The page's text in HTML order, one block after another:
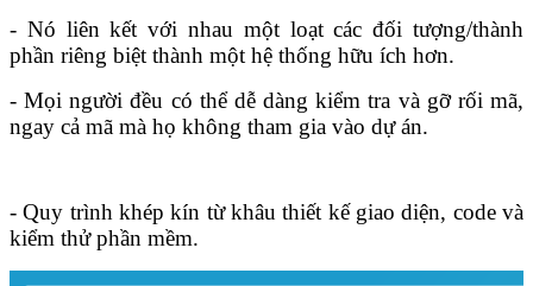
- Nó liên kết với nhau một loạt các đối tượng/thành
phần riêng biệt thành một hệ thống hữu ích hơn.
- Mọi người đều có thể dễ dàng kiểm tra và gỡ rối mã,
ngay cả mã mà họ không tham gia vào dự án.
- Quy trình khép kín từ khâu thiết kế giao diện, code và
kiểm thử phần mềm.